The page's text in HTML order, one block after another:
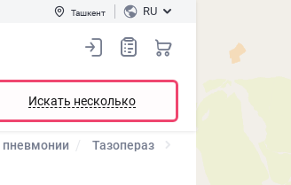
Ташкент RU
Искать несколько
пневмонии Тазопераз